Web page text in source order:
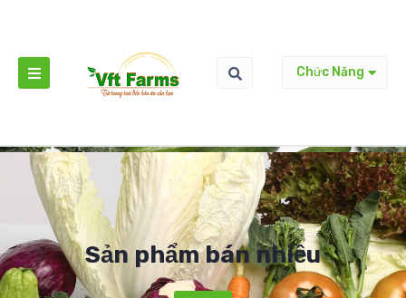
Chức Năng
Sản phẩm bán nhiều